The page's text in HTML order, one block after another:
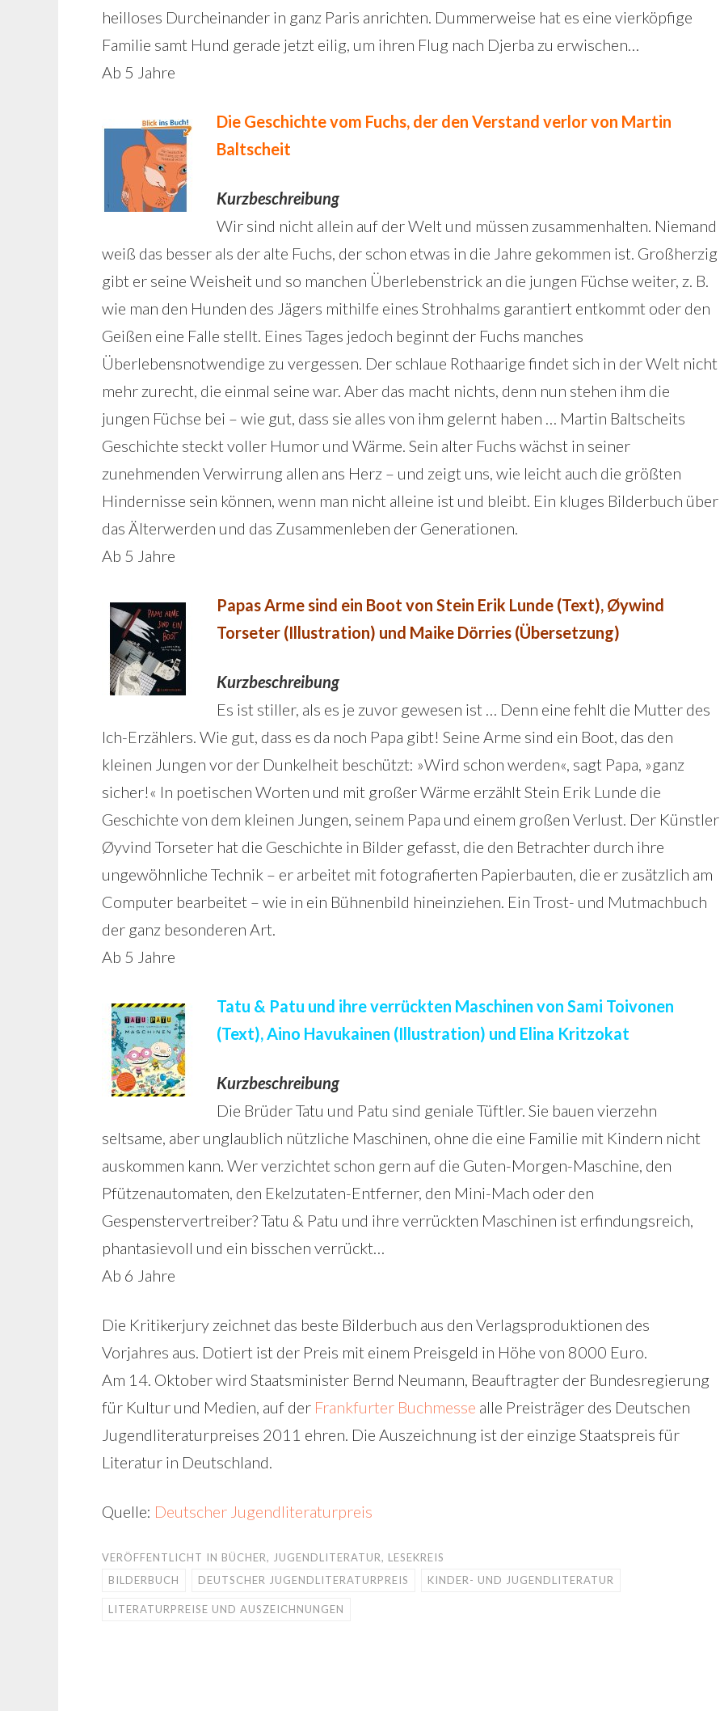
heilloses Durcheinander in ganz Paris anrichten. Dummerweise hat es eine vierköpfige
Familie samt Hund gerade jetzt eilig, um ihren Flug nach Djerba zu erwischen…
Ab 5 Jahre
Die Geschichte vom Fuchs, der den Verstand verlor von Martin
Baltscheit
Kurzbeschreibung
Wir sind nicht allein auf der Welt und müssen zusammenhalten. Niemand
weiß das besser als der alte Fuchs, der schon etwas in die Jahre gekommen ist. Großherzig
gibt er seine Weisheit und so manchen Überlebenstrick an die jungen Füchse weiter, z. B.
wie man den Hunden des Jägers mithilfe eines Strohhalms garantiert entkommt oder den
Geißen eine Falle stellt. Eines Tages jedoch beginnt der Fuchs manches
Überlebensnotwendige zu vergessen. Der schlaue Rothaarige findet sich in der Welt nicht
mehr zurecht, die einmal seine war. Aber das macht nichts, denn nun stehen ihm die
jungen Füchse bei – wie gut, dass sie alles von ihm gelernt haben … Martin Baltscheits
Geschichte steckt voller Humor und Wärme. Sein alter Fuchs wächst in seiner
zunehmenden Verwirrung allen ans Herz – und zeigt uns, wie leicht auch die größten
Hindernisse sein können, wenn man nicht alleine ist und bleibt. Ein kluges Bilderbuch über
das Älterwerden und das Zusammenleben der Generationen.
Ab 5 Jahre
Papas Arme sind ein Boot von Stein Erik Lunde (Text), Øywind
Torseter (Illustration) und Maike Dörries (Übersetzung)
Kurzbeschreibung
Es ist stiller, als es je zuvor gewesen ist … Denn eine fehlt die Mutter des
Ich-Erzählers. Wie gut, dass es da noch Papa gibt! Seine Arme sind ein Boot, das den
kleinen Jungen vor der Dunkelheit beschützt: »Wird schon werden«, sagt Papa, »ganz
sicher!« In poetischen Worten und mit großer Wärme erzählt Stein Erik Lunde die
Geschichte von dem kleinen Jungen, seinem Papa und einem großen Verlust. Der Künstler
Øyvind Torseter hat die Geschichte in Bilder gefasst, die den Betrachter durch ihre
ungewöhnliche Technik – er arbeitet mit fotografierten Papierbauten, die er zusätzlich am
Computer bearbeitet – wie in ein Bühnenbild hineinziehen. Ein Trost- und Mutmachbuch
der ganz besonderen Art.
Ab 5 Jahre
Tatu & Patu und ihre verrückten Maschinen von Sami Toivonen
(Text), Aino Havukainen (Illustration) und Elina Kritzokat
Kurzbeschreibung
Die Brüder Tatu und Patu sind geniale Tüftler. Sie bauen vierzehn
seltsame, aber unglaublich nützliche Maschinen, ohne die eine Familie mit Kindern nicht
auskommen kann. Wer verzichtet schon gern auf die Guten-Morgen-Maschine, den
Pfützenautomaten, den Ekelzutaten-Entferner, den Mini-Mach oder den
Gespenstervertreiber? Tatu & Patu und ihre verrückten Maschinen ist erfindungsreich,
phantasievoll und ein bisschen verrückt…
Ab 6 Jahre
Die Kritikerjury zeichnet das beste Bilderbuch aus den Verlagsproduktionen des
Vorjahres aus. Dotiert ist der Preis mit einem Preisgeld in Höhe von 8000 Euro.
Am 14. Oktober wird Staatsminister Bernd Neumann, Beauftragter der Bundesregierung
für Kultur und Medien, auf der Frankfurter Buchmesse alle Preisträger des Deutschen
Jugendliteraturpreises 2011 ehren. Die Auszeichnung ist der einzige Staatspreis für
Literatur in Deutschland.
Quelle: Deutscher Jugendliteraturpreis
VERÖFFENTLICHT IN BÜCHER, JUGENDLITERATUR, LESEKREIS
BILDERBUCH
DEUTSCHER JUGENDLITERATURPREIS KINDER- UND JUGENDLITERATUR
LITERATURPREISE UND AUSZEICHNUNGEN